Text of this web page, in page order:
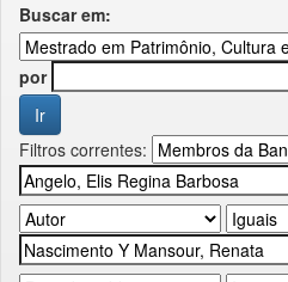
Buscar em:
por
Filtros correntes: